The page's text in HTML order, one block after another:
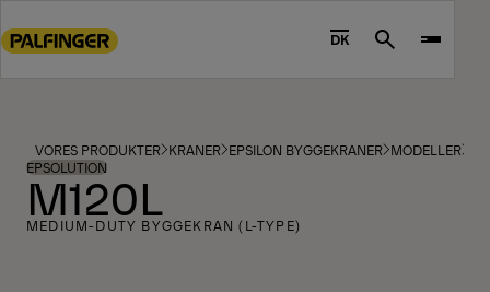
to
footer
content
DK Search
VORES PRODUKTER KRANER EPSILON BYGGEKRANER MODELLER
EPSOLUTION
M120L
MEDIUM-DUTY BYGGEKRAN (L-TYPE)